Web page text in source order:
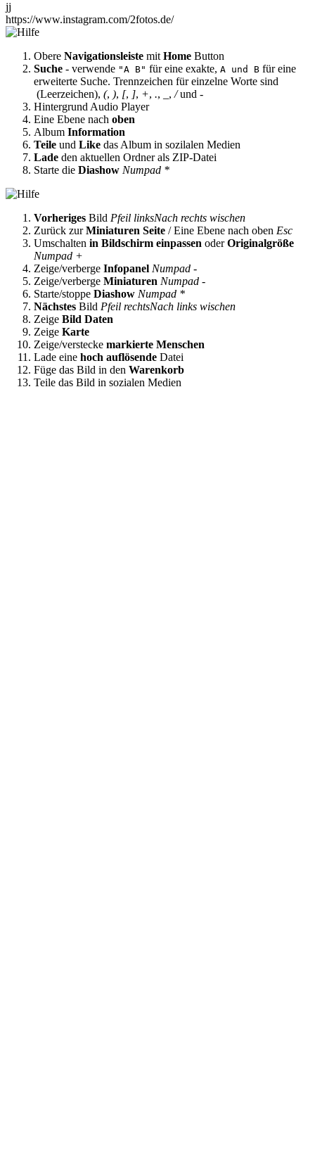
jj
https://www.instagram.com/2fotos.de/
Obere Navigationsleiste mit Home Button
Suche - verwende "A B" für eine exakte, A und B für eine
erweiterte Suche. Trennzeichen für einzelne Worte sind
(Leerzeichen), (, ), [, ], +, ., , /und -
Hintergrund Audio Player
Eine Ebene nach oben
Album Information
Teile und Like das Album in sozilalen Medien
Lade den aktuellen Ordner als ZIP-Datei
Starte die Diashow Numpad *
Vorheriges Bild Pfeil linksNach rechts wischen
Zurück zurMiniaturen Seite / Eine Ebene nach oben Esc
Umschalten in Bildschirm einpassen oderOriginalgröße
Numpad +
Zeige/verberge Infopanel Numpad -
Zeige/verberge Miniaturen Numpad -
Starte/stoppe Diashow Numpad *
Nächstes Bild Pfeil rechtsNach links wischen
Zeige Bild Daten
Zeige Karte
Zeige/verstecke markierte Menschen
Lade eine hoch auflösende Datei
Füge das Bild in den Warenkorb
Teile das Bild in sozialen Medien